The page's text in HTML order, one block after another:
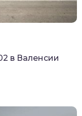
в Валенсии